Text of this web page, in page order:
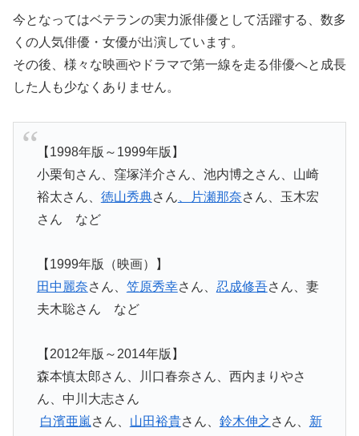
今となってはベテランの実力派俳優として活躍する、数多
くの人気俳優・女優が出演しています。
その後、様々な映画やドラマで第一線を走る俳優へと成長
した人も少なくありません。
【1998年版～1999年版】
小栗旬さん、窪塚洋介さん、池内博之さん、山崎
裕太さん、 徳山秀典さん 、片瀬那奈さん、玉木宏
さん など
【1999年版（映画）】
田中麗奈さん、 笠原秀幸さん、 忍成修吾さん、妻
夫木聡さん など
【2012年版～2014年版】
森本慎太郎さん、川口春奈さん、西内まりやさ
ん、中川大志さん
白濱亜嵐 さん、 山田裕貴さん、 鈴木伸之 さん、 新